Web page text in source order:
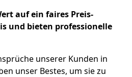
auf ein faires Preis-
und bieten professionelle
unserer Kunden in
unser Bestes, um sie zu